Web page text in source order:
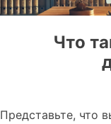
Что
Представьте, что